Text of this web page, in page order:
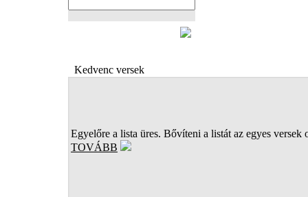
Kedvenc versek
Egyelőre a lista üres. Bővíteni a listát az egyes versek
TOVÁBB